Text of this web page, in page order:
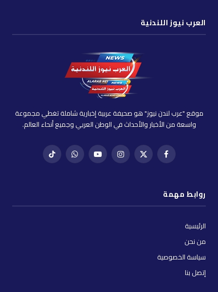
العرب نيوز اللندنية
موقع "عرب لندن نيوز" هو صحيفة عربية إخبارية شاملة تغطي مجموعة
واسعة من الأخبار والأحداث في الوطن العربي وجميع أنحاء العالم.
فيسبوكX
إنستغراميوتيوب واتساب تيك
روابط مهمة
الرئيسية
من نحن
سياسة الخصوصية
إتصل بنا